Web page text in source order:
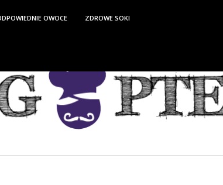
OWOCE ZDROWE SOKI